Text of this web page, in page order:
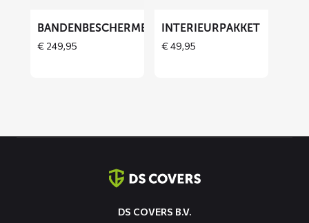
BANDENBESCHERMERS
€ 249,95
INTERIEURPAKKET
€49,95
DS COVERS B.V.